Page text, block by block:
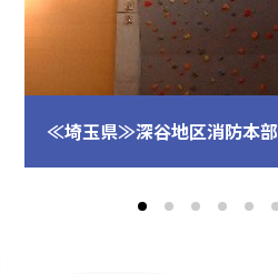
≪埼玉県≫深谷地区消防本部